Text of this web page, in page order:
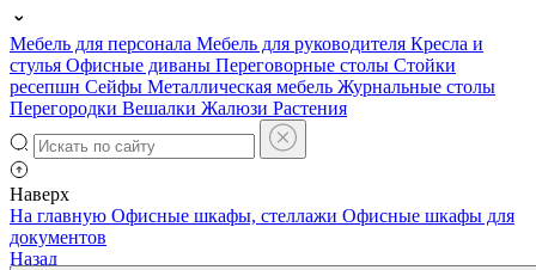
Мебель для персонала Мебель для руководителя Кресла и
стулья Офисные диваны Переговорные столы Стойки
ресепшн Сейфы Металлическая мебель Журнальные столы
Перегородки Вешалки Жалюзи Растения
Наверх
На главную Офисные шкафы, стеллажи Офисные шкафы для
документов
Назад